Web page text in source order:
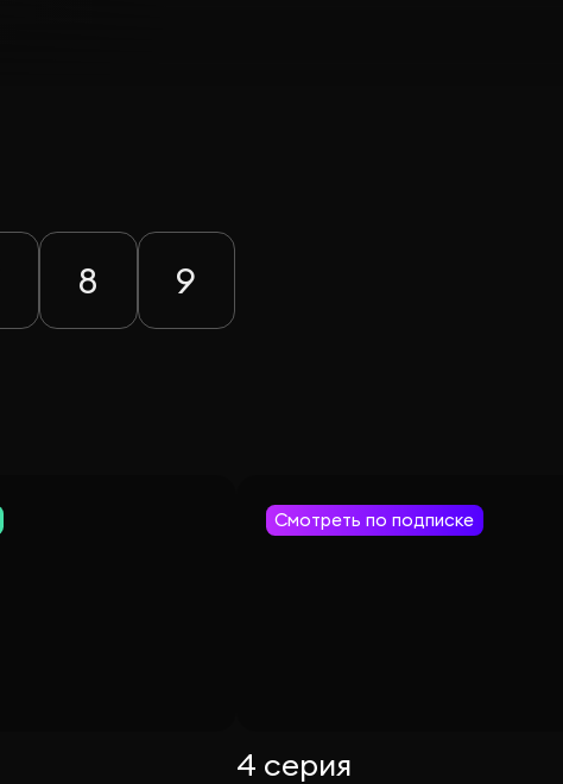
8 9
Смотреть по подписке
4 серия